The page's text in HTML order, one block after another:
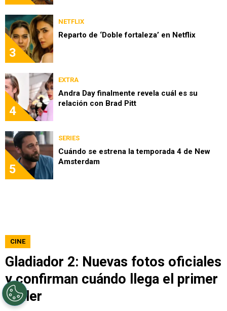
3
NETFLIX
Reparto de ‘Doble fortaleza’ en Netflix
4
EXTRA
Andra Day finalmente revela cuál es su
relación con Brad Pitt
5
SERIES
Cuándo se estrena la temporada 4 de New
Amsterdam
CINE
Gladiador 2: Nuevas fotos oficiales
y confirman cuándo llega el primer
tráiler